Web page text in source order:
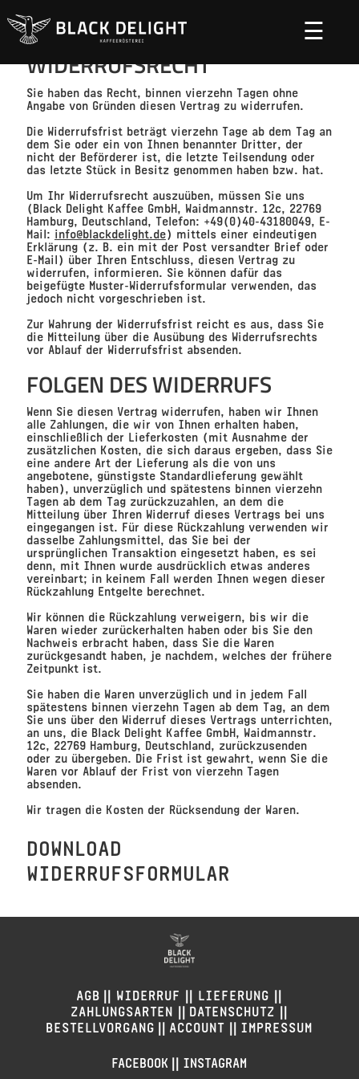
☰
WIDERRUFSRECHT
Sie haben das Recht, binnen vierzehn Tagen ohne
Angabe von Gründen diesen Vertrag zu widerrufen.
Die Widerrufsfrist beträgt vierzehn Tage ab dem Tag an
dem Sie oder ein von Ihnen benannter Dritter, der
nicht der Beförderer ist, die letzte Teilsendung oder
das letzte Stück in Besitz genommen haben bzw. hat.
Um Ihr Widerrufsrecht auszuüben, müssen Sie uns
(Black Delight Kaffee GmbH, Waidmannstr. 12c, 22769
Hamburg, Deutschland, Telefon: +49(0)40-43180049, E-
Mail: info@blackdelight.de) mittels einer eindeutigen
Erklärung (z. B. ein mit der Post versandter Brief oder
E-Mail) über Ihren Entschluss, diesen Vertrag zu
widerrufen, informieren. Sie können dafür das
beigefügte Muster-Widerrufsformular verwenden, das
jedoch nicht vorgeschrieben ist.
Zur Wahrung der Widerrufsfrist reicht es aus, dass Sie
die Mitteilung über die Ausübung des Widerrufsrechts
vor Ablauf der Widerrufsfrist absenden.
FOLGEN DES WIDERRUFS
Wenn Sie diesen Vertrag widerrufen, haben wir Ihnen
alle Zahlungen, die wir von Ihnen erhalten haben,
einschließlich der Lieferkosten (mit Ausnahme der
zusätzlichen Kosten, die sich daraus ergeben, dass Sie
eine andere Art der Lieferung als die von uns
angebotene, günstigste Standardlieferung gewählt
haben), unverzüglich und spätestens binnen vierzehn
Tagen ab dem Tag zurückzuzahlen, an dem die
Mitteilung über Ihren Widerruf dieses Vertrags bei uns
eingegangen ist. Für diese Rückzahlung verwenden wir
dasselbe Zahlungsmittel, das Sie bei der
ursprünglichen Transaktion eingesetzt haben, es sei
denn, mit Ihnen wurde ausdrücklich etwas anderes
vereinbart; in keinem Fall werden Ihnen wegen dieser
Rückzahlung Entgelte berechnet.
Wir können die Rückzahlung verweigern, bis wir die
Waren wieder zurückerhalten haben oder bis Sie den
Nachweis erbracht haben, dass Sie die Waren
zurückgesandt haben, je nachdem, welches der frühere
Zeitpunkt ist.
Sie haben die Waren unverzüglich und in jedem Fall
spätestens binnen vierzehn Tagen ab dem Tag, an dem
Sie uns über den Widerruf dieses Vertrags unterrichten,
an uns, die Black Delight Kaffee GmbH, Waidmannstr.
12c, 22769 Hamburg, Deutschland, zurückzusenden
oder zu übergeben. Die Frist ist gewahrt, wenn Sie die
Waren vor Ablauf der Frist von vierzehn Tagen
absenden.
Wir tragen die Kosten der Rücksendung der Waren.
DOWNLOAD
WIDERRUFSFORMULAR
AGB || WIDERRUF || LIEFERUNG ||
ZAHLUNGSARTEN || DATENSCHUTZ ||
BESTELLVORGANG || ACCOUNT || IMPRESSUM
FACEBOOK || INSTAGRAM